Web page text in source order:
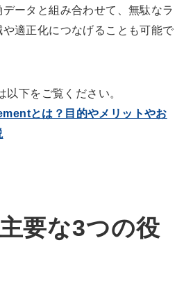
ータと組み合わせて、無駄なラ
適正化につなげることも可能で
以下をご覧ください。
とは？目的やメリットやお
要な3つの役